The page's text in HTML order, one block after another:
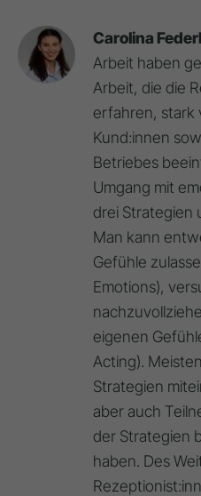
Carolina
Arbeit haben
Arbeit, die die
erfahren, stark
Kund:innen
Betriebes
Umgang mit
drei Strategien
Man kann
Gefühle
Emotions),
eigenen
Acting).
Strategien
aber auch
der Strategien
haben. Des